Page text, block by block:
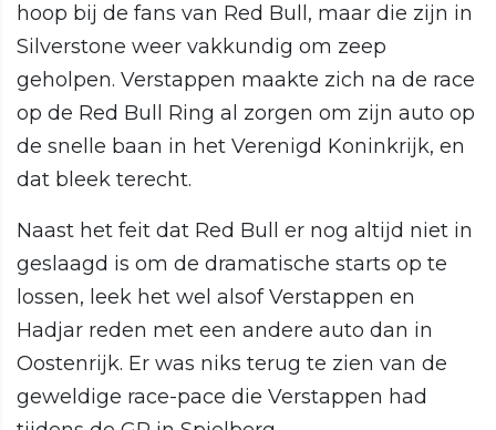
hoop bij de fans van Red Bull, maar die zijn in
Silverstone weer vakkundig om zeep
geholpen. Verstappen maakte zich na de race
op de Red Bull Ring al zorgen om zijn auto op
de snelle baan in het Verenigd Koninkrijk, en
dat bleek terecht.
Naast het feit dat Red Bull er nog altijd niet in
geslaagd is om de dramatische starts op te
lossen, leek het wel alsof Verstappen en
Hadjar reden met een andere auto dan in
Oostenrijk. Er was niks terug te zien van de
geweldige race-pace die Verstappen had